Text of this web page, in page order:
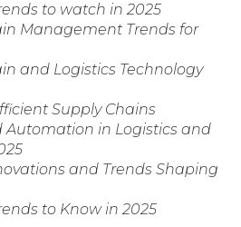
to watch in 2025
Management Trends for
and Logistics Technology
Supply Chains
Automation in Logistics and
and Trends Shaping
to Know in 2025